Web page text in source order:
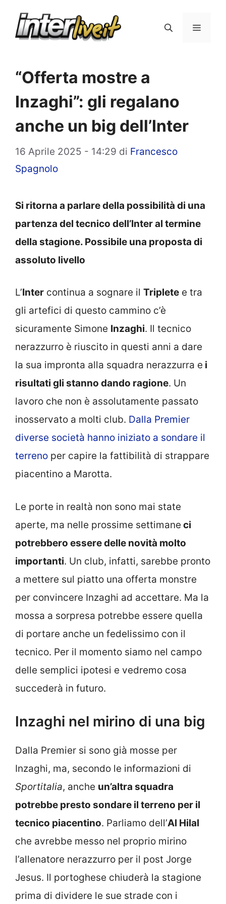
Menu
“Offerta mostre a
Inzaghi”: gli regalano
anche un big dell’Inter
16 Aprile 2025 - 14:29 di Francesco
Spagnolo
Si ritorna a parlare della possibilità di una
partenza del tecnico dell’Inter al termine
della stagione. Possibile una proposta di
assoluto livello
L’Inter continua a sognare il Triplete e tra
gli artefici di questo cammino c’è
sicuramente Simone Inzaghi. Il tecnico
nerazzurro è riuscito in questi anni a dare
la sua impronta alla squadra nerazzurra e i
risultati gli stanno dando ragione. Un
lavoro che non è assolutamente passato
inosservato a molti club. Dalla Premier
diverse società hanno iniziato a sondare il
terreno per capire la fattibilità di strappare
piacentino a Marotta.
Le porte in realtà non sono mai state
aperte, ma nelle prossime settimane ci
potrebbero essere delle novità molto
importanti. Un club, infatti, sarebbe pronto
a mettere sul piatto una offerta monstre
per convincere Inzaghi ad accettare. Ma la
mossa a sorpresa potrebbe essere quella
di portare anche un fedelissimo con il
tecnico. Per il momento siamo nel campo
delle semplici ipotesi e vedremo cosa
succederà in futuro.
Inzaghi nel mirino di una big
Dalla Premier si sono già mosse per
Inzaghi, ma, secondo le informazioni di
Sportitalia, anche un’altra squadra
potrebbe presto sondare il terreno per il
tecnico piacentino. Parliamo dell’Al Hilal
che avrebbe messo nel proprio mirino
l’allenatore nerazzurro per il post Jorge
Jesus. Il portoghese chiuderà la stagione
prima di dividere le sue strade con i